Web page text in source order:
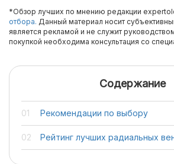
*Обзор лучших по мнению редакции
отбора. Данный материал носит
является рекламой и не служит
покупкой необходима консультация со
Содержание
Рекомендации по выбору
Рейтинг лучших радиальных